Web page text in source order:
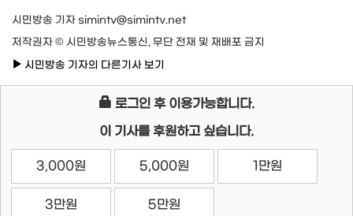
시민방송 기자 simintv@simintv.net
저작권자 © 시민방송뉴스통신, 무단 전재 및 재배포 금지
시민방송 기자의 다른기사 보기
로그인 후 이용가능합니다.
이 기사를 후원하고 싶습니다.
3,000원 5,000원 1만원
3만원 5만원